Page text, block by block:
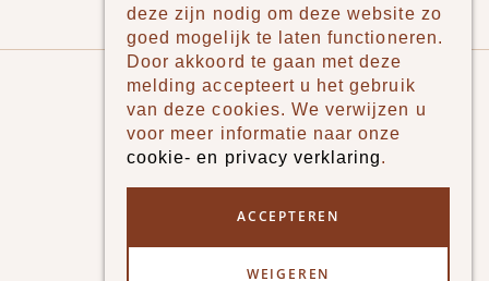
Merken
Pudilo
Over ons
Algemene voorwaarden
Klantenservice - Ruilen & Retourneren
deze zijn nodig om deze website zo
goed mogelijk te laten functioneren.
Door akkoord te gaan met deze
melding accepteert u het gebruik
van deze cookies. We verwijzen u
voor meer informatie naar onze
cookie- en privacy verklaring.
ACCEPTEREN
WEIGEREN